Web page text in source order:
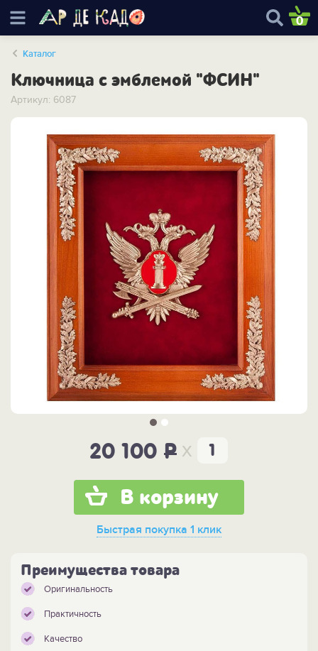
0
Каталог
Ключница с эмблемой "ФСИН"
Артикул: 6087
20 100 P x
В корзину
Быстрая покупка 1 клик
Преимущества товара
Оригинальность
Практичность
Качество